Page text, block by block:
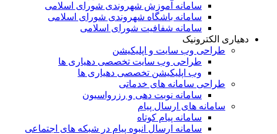
سامانه آموزش شهروندی شورای اسلامی
سامانه باشگاه شهروندی شورای اسلامی
سامانه شفافیت شورای اسلامی
دهیاری الکترونیک
طراحی وب سایت و اپلیکیشن
طراحی وب سایت تخصصی دهیاری ها
وب اپلیکیشن تخصصی دهیاری ها
طراحی سامانه های خدماتی
سامانه نوبت دهی و رزرواسیون
سامانه های ارسال پیام
سامانه پیام کوتاه
سامانه ارسال انبوه پیام در شبکه های اجتماعی